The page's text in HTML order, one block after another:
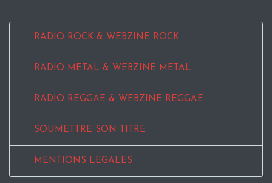
RADIO ROCK & WEBZINE ROCK
RADIO METAL & WEBZINE METAL
RADIO REGGAE & WEBZINE REGGAE
SOUMETTRE SON TITRE
MENTIONS LEGALES